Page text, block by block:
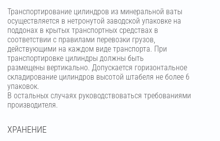
Транспортирование цилиндров из минеральной ваты
осуществляется в нетронутой заводской упаковке на
поддонах в крытых транспортных средствах в
соответствии с правилами перевозки грузов,
действующими на каждом виде транспорта. При
транспортировке цилиндры должны быть
размещены вертикально. Допускается горизонтальное
складирование цилиндров высотой штабеля не более 6
упаковок.
В остальных случаях руководствоваться требованиями
производителя.
ХРАНЕНИЕ